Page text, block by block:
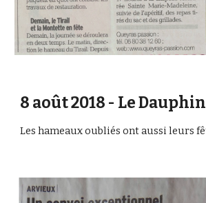
8 août 2018 - Le
Les hameaux oubliés ont aussi leurs